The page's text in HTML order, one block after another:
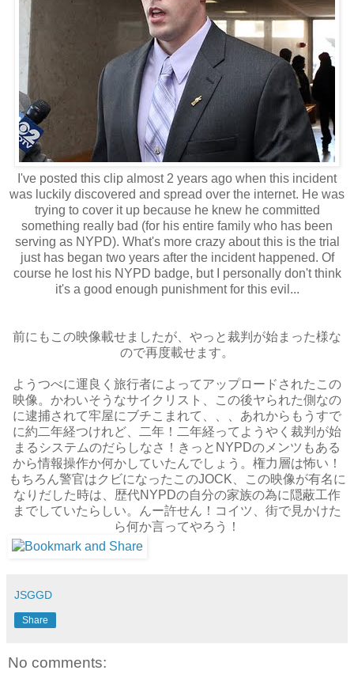
I've posted this clip almost 2 years ago when this incident
was luckily discovered and spread over the internet. He was
trying to cover it up because he knew he committed
something really bad (for his entire family who has been
serving as NYPD). What's more crazy about this is the trial
just has began two years after the incident happened. Of
course he lost his NYPD badge, but I personally don't think
it's a good enough punishment for this evil...
前にもこの映像載せましたが、やっと裁判が始まった様な
ので再度載せます。
ようつべに運良く旅行者によってアップロードされたこの
映像。かわいそうなサイクリスト、この後ヤられた側なの
に逮捕されて牢屋にブチこまれて、、、あれからもうすで
に約二年経つけれど、二年！二年経ってようやく裁判が始
まるシステムのだらしなさ！きっとNYPDのメンツもある
から情報操作か何かしていたんでしょう。権力層は怖い！
もちろん警官はクビになったこのJOCK、この映像が有名に
なりだした時は、歴代NYPDの自分の家族の為に隠蔽工作
までしていたらしい。んー許せん！コイツ、街で見かけた
ら何か言ってやろう！
JSGGD
Share
No comments: